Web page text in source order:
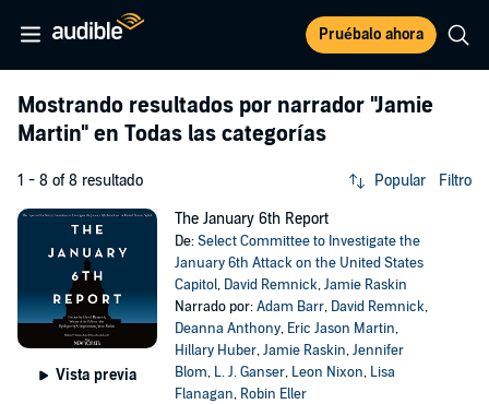
Pruébalo ahora
Mostrando resultados por narrador "Jamie
Martin" en Todas las categorías
1 - 8 of 8 resultado Popular Filtro
Vista previa
The January 6th Report
De:Select Committee to Investigate the
January 6th Attack on the United States
Capitol, David Remnick,Jamie Raskin
Narrado por:Adam Barr, David Remnick,
Deanna Anthony, Eric Jason Martin,
Hillary Huber,Jamie Raskin,Jennifer
Blom, L. J. Ganser, Leon Nixon, Lisa
Flanagan, Robin Eller